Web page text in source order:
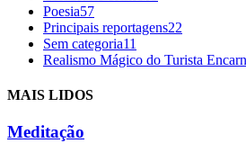
Poesia57
Principais reportagens22
Sem categoria11
Realismo Mágico do Turista
MAIS LIDOS
Meditação